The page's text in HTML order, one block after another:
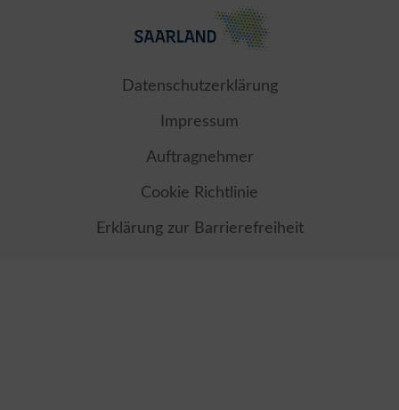
Datenschutzerklärung
Impressum
Auftragnehmer
Cookie Richtlinie
Erklärung zur Barrierefreiheit